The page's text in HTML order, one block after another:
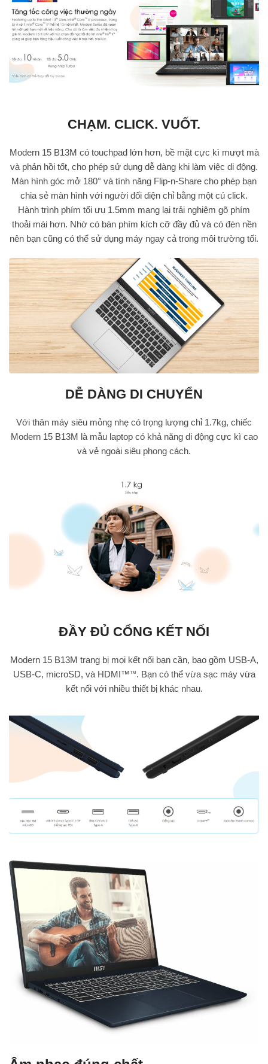
CHẠM. CLICK. VUỐT.
Modern 15 B13M có touchpad lớn hơn, bề mặt cực kì mượt mà
và phản hồi tốt, cho phép sử dụng dễ dàng khi làm việc di động.
Màn hình góc mở 180° và tính năng Flip-n-Share cho phép bạn
chia sẻ màn hình với người đối diện chỉ bằng một cú click.
Hành trình phím tối ưu 1.5mm mang lại trải nghiệm gõ phím
thoải mái hơn. Nhờ có bàn phím kích cỡ đầy đủ và có đèn nền
nên bạn cũng có thể sử dụng máy ngay cả trong môi trường tối.
DỄ DÀNG DI CHUYỂN
Với thân máy siêu mỏng nhẹ có trọng lượng chỉ 1.7kg, chiếc
Modern 15 B13M là mẫu laptop có khả năng di động cực kì cao
và vẻ ngoài siêu phong cách.
ĐẦY ĐỦ CỔNG KẾT NỐI
Modern 15 B13M trang bị mọi kết nối bạn cần, bao gồm USB-A,
USB-C, microSD, và HDMI™™. Bạn có thể vừa sạc máy vừa
kết nối với nhiều thiết bị khác nhau.